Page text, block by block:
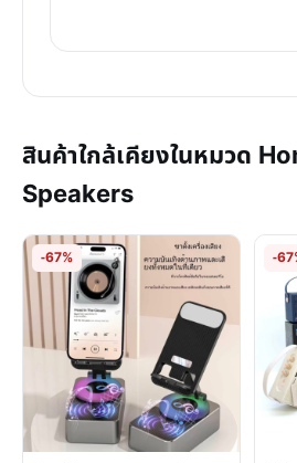
สินค้าใกล้เคียงในหมวด
Speakers
-67% -